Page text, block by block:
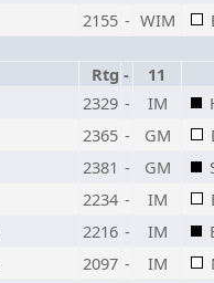
2155 - WIM
Rtg -
11
2329 - IM
2365 - GM
2381 - GM
2234 - IM
2216 - IM
2097 - IM